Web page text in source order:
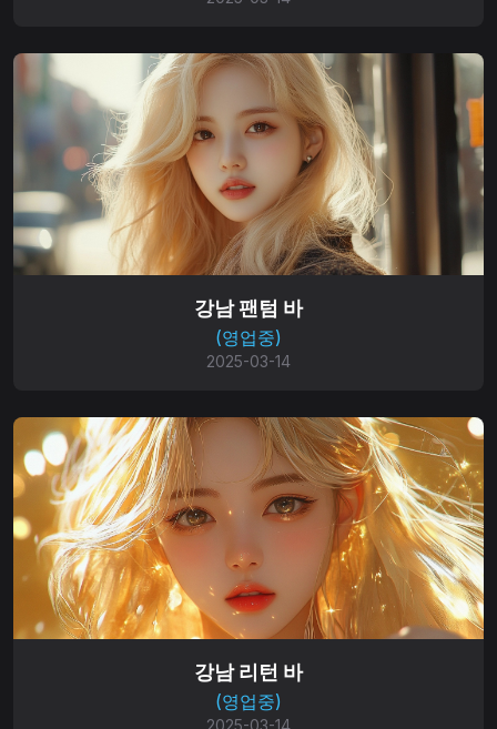
강남 팬텀 바
(영업중)
2025-03-14
강남 리턴 바
(영업중)
2025-03-14